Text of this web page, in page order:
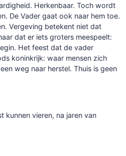
Herkenbaar. Toch wordt
De Vader gaat ook naar hem toe.
Vergeving betekent niet dat
dat er iets groters meespeelt:
Het feest dat de vader
koninkrijk: waar mensen zich
weg naar herstel. Thuis is geen
kunnen vieren, na jaren van